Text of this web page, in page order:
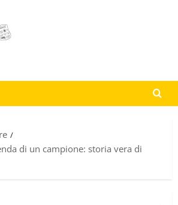
di un campione: storia vera di